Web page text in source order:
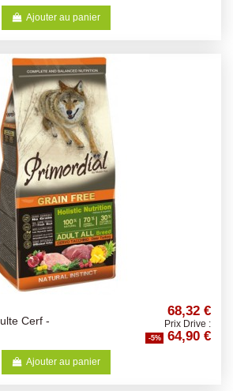
Ajouter au panier
Cerf -
68,32 €
Prix Drive :
-5% 64,90 €
Ajouter au panier